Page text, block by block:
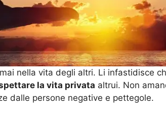
nella vita degli altri. Li infastidisce
la vita privata altrui. Non
dalle persone negative e pettegole.